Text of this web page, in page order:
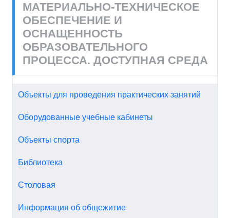
МАТЕРИАЛЬНО-ТЕХНИЧЕСКОЕ
ОБЕСПЕЧЕНИЕ И
ОСНАЩЕННОСТЬ
ОБРАЗОВАТЕЛЬНОГО
ПРОЦЕССА. ДОСТУПНАЯ СРЕДА
Объекты для проведения практических занятий
Оборудованные учебные кабинеты
Объекты спорта
Библиотека
Столовая
Информация об общежитие